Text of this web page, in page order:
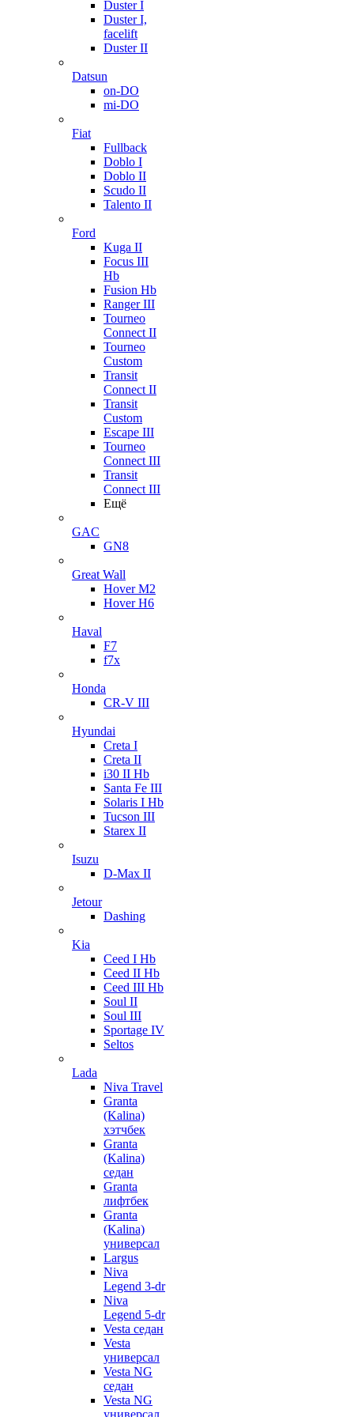
Duster I
Duster I,
facelift
Duster II
Datsun
on-DO
mi-DO
Fiat
Fullback
Doblo I
Doblo II
Scudo II
Talento II
Ford
Kuga II
Focus III
Hb
Fusion Hb
Ranger III
Tourneo
Connect II
Tourneo
Custom
Transit
Connect II
Transit
Custom
Escape III
Tourneo
Connect III
Transit
Connect III
Ещё
GAC
GN8
Great Wall
Hover M2
Hover H6
Haval
F7
f7x
Honda
CR-V III
Hyundai
Creta I
Creta II
i30 II Hb
Santa Fe III
Solaris I Hb
Tucson III
Starex II
Isuzu
D-Max II
Jetour
Dashing
Kia
Ceed I Hb
Ceed II Hb
Ceed III Hb
Soul II
Soul III
Sportage IV
Seltos
Lada
Niva Travel
Granta
(Kalina)
хэтчбек
Granta
(Kalina)
седан
Granta
лифтбек
Granta
(Kalina)
универсал
Largus
Niva
Legend 3-dr
Niva
Legend 5-dr
Vesta седан
Vesta
универсал
Vesta NG
седан
Vesta NG
универсал